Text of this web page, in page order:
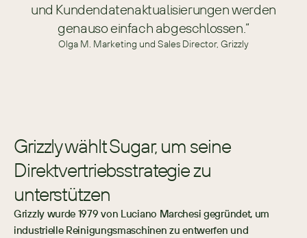
und Kundendatenaktualisierungen werden
genauso einfach abgeschlossen.“
Olga M. Marketing und Sales Director, Grizzly
Grizzly wählt Sugar, um seine
Direktvertriebsstrategie zu
unterstützen
Grizzly wurde 1979 von Luciano Marchesi gegründet, um
industrielle Reinigungsmaschinen zu entwerfen und